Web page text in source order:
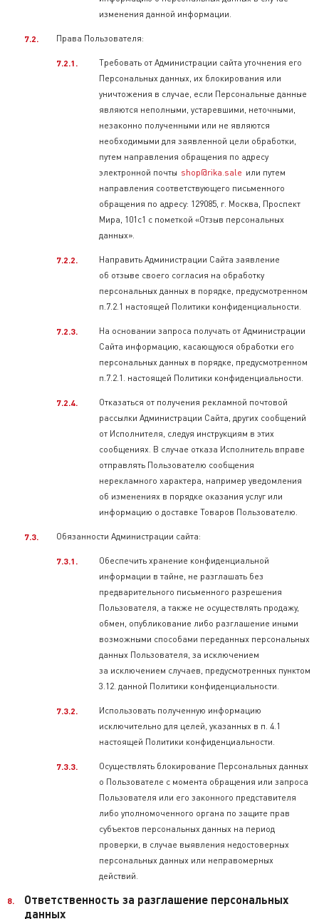
изменения данной информации.
Права Пользователя:
Требовать от Администрации сайта уточнения его
Персональных данных, их блокирования или
уничтожения в случае, если Персональные данные
являются неполными, устаревшими, неточными,
незаконно полученными или не являются
необходимыми для заявленной цели обработки,
путем направления обращения по адресу
электронной почты shop@rika.sale или путем
направления соответствующего письменного
обращения по адресу: 129085, г. Москва, Проспект
Мира, 101с1 с пометкой «Отзыв персональных
данных».
Направить Администрации Сайта заявление
об отзыве своего согласия на обработку
персональных данных в порядке, предусмотренном
п.7.2.1 настоящей Политики конфиденциальности.
На основании запроса получать от Администрации
Сайта информацию, касающуюся обработки его
персональных данных в порядке, предусмотренном
п.7.2.1. настоящей Политики конфиденциальности.
Отказаться от получения рекламной почтовой
рассылки Администрации Сайта, других сообщений
от Исполнителя, следуя инструкциям в этих
сообщениях. В случае отказа Исполнитель вправе
отправлять Пользователю сообщения
нерекламного характера, например уведомления
об изменениях в порядке оказания услуг или
информацию о доставке Товаров Пользователю.
Обязанности Администрации сайта:
Обеспечить хранение конфиденциальной
информации в тайне, не разглашать без
предварительного письменного разрешения
Пользователя, а также не осуществлять продажу,
обмен, опубликование либо разглашение иными
возможными способами переданных персональных
данных Пользователя, за исключением
за исключением случаев, предусмотренных пунктом
3.12. данной Политики конфиденциальности.
Использовать полученную информацию
исключительно для целей, указанных в п. 4.1
настоящей Политики конфиденциальности.
Осуществлять блокирование Персональных данных
о Пользователе с момента обращения или запроса
Пользователя или его законного представителя
либо уполномоченного органа по защите прав
субъектов персональных данных на период
проверки, в случае выявления недостоверных
персональных данных или неправомерных
действий.
Ответственность за разглашение персональных
данных